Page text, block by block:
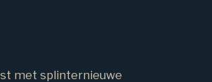
met splinternieuwe